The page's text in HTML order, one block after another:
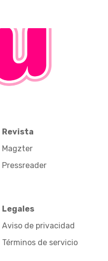
Revista
Magzter
Pressreader
Legales
Aviso de privacidad
Términos de servicio